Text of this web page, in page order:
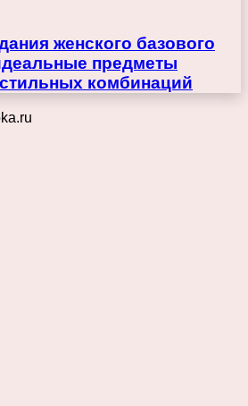
женского базового
предметы
комбинаций